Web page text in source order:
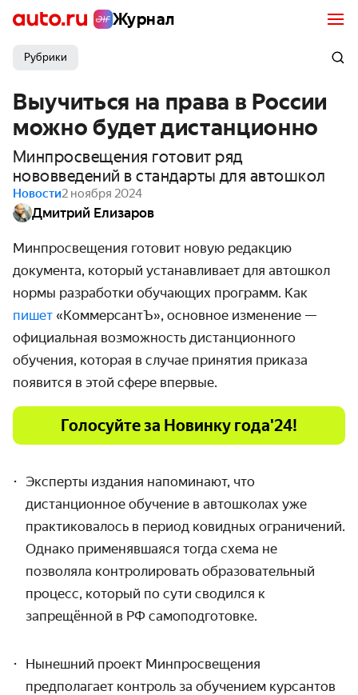
Журнал
Рубрики
Выучиться на права в России
можно будет дистанционно
Минпросвещения готовит ряд
нововведений в стандарты для автошкол
Новости2 ноября 2024
Дмитрий Елизаров
Минпросвещения готовит новую редакцию
документа, который устанавливает для автошкол
нормы разработки обучающих программ. Как
пишет «КоммерсантЪ», основное изменение —
официальная возможность дистанционного
обучения, которая в случае принятия приказа
появится в этой сфере впервые.
Голосуйте за Новинку года'24!
Эксперты издания напоминают, что
дистанционное обучение в автошколах уже
практиковалось в период ковидных ограничений.
Однако применявшаяся тогда схема не
позволяла контролировать образовательный
процесс, который по сути сводился к
запрещённой в РФ самоподготовке.
Нынешний проект Минпросвещения
предполагает контроль за обучением курсантов